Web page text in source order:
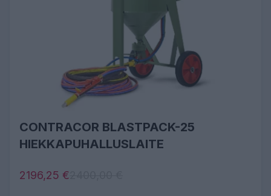
CONTRACOR BLASTPACK-25
HIEKKAPUHALLUSLAITE
2196,25 €